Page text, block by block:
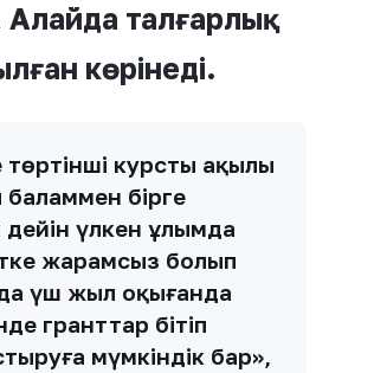
Алайда талғарлық
көрінеді.
төртінші курсты ақылы
баламмен бірге
дейін үлкен ұлымда
жарамсыз болып
үш жыл оқығанда
гранттар бітіп
мүмкіндік бар»,